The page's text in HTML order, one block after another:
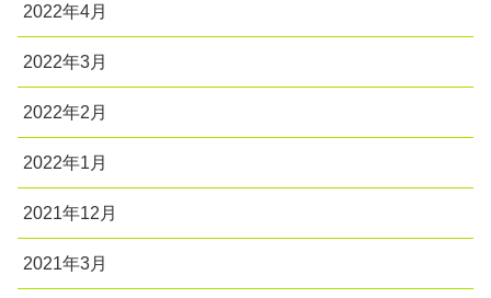
2022年4月
2022年3月
2022年2月
2022年1月
2021年12月
2021年3月